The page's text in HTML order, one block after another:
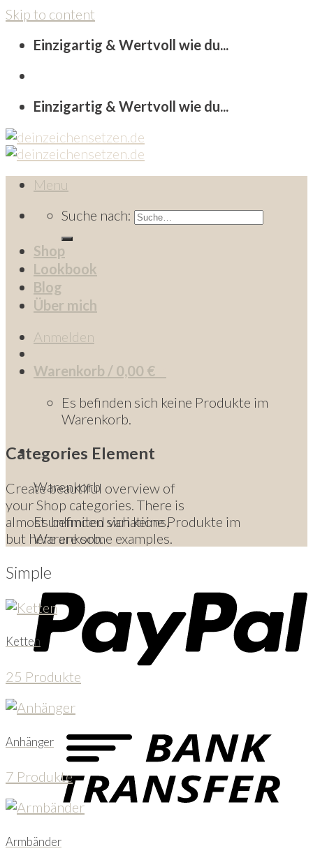
Skip to content
Einzigartig & Wertvoll wie du...
Einzigartig & Wertvoll wie du...
Menu
Suche nach:
Shop
Lookbook
Blog
Über mich
Anmelden
Warenkorb / 0,00 €
Es befinden sich keine Produkte im
Warenkorb.
0
Warenkorb
Es befinden sich keine Produkte im
Warenkorb.
Categories Element
Create beautiful overview of
your Shop categories. There is
almost unlimited variations,
but here are some examples.
Simple
Ketten
25 Produkte
Anhänger
7 Produkte
Armbänder